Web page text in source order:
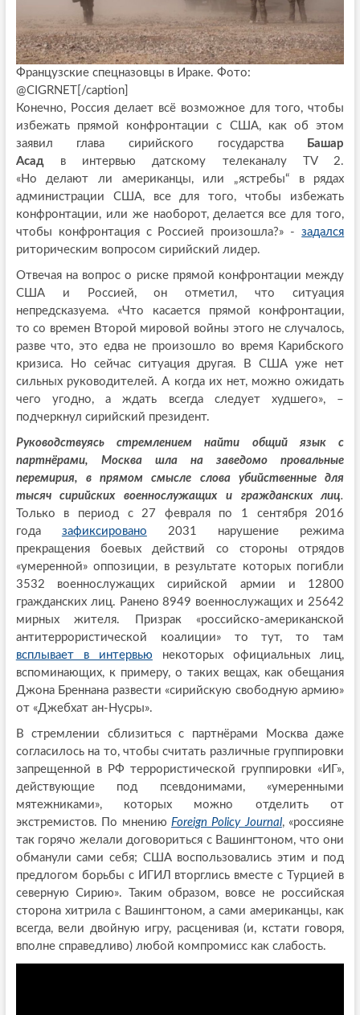
Французские спецназовцы в Ираке. Фото:
@CIGRNET[/caption]
Конечно, Россия делает всё возможное для того, чтобы
избежать прямой конфронтации с США, как об этом
заявил глава сирийского государства
Башар
Асад в интервью датскому телеканалу TV 2.
«Но делают ли американцы, или „ястребы“ в рядах
администрации США, все для того, чтобы избежать
конфронтации, или же наоборот, делается все для того,
чтобы конфронтация с Россией произошла?» -задался
риторическим вопросом сирийский лидер.
Отвечая на вопрос о риске прямой конфронтации между
США и Россией, он отметил, что ситуация
непредсказуема. «Что касается прямой конфронтации,
то со времен Второй мировой войны этого не случалось,
разве что, это едва не произошло во время Карибского
кризиса. Но сейчас ситуация другая. В США уже нет
сильных руководителей. А когда их нет, можно ожидать
чего угодно, а ждать всегда следует худшего», –
подчеркнул сирийский президент.
Руководствуясь стремлением найти общий язык с
партнёрами, Москва шла на заведомо провальные
перемирия, в прямом смысле слова убийственные для
тысяч сирийских военнослужащих и гражданских лиц.
Только в период с 27 февраля по 1 сентября 2016
года зафиксировано 2031 нарушение режима
прекращения боевых действий со стороны отрядов
«умеренной» оппозиции, в результате которых погибли
3532 военнослужащих сирийской армии и 12800
гражданских лиц. Ранено 8949 военнослужащих и 25642
мирных жителя. Призрак «российско-американской
антитеррористической коалиции» то тут, то там
всплывает в интервью некоторых официальных лиц,
вспоминающих, к примеру, о таких вещах, как обещания
Джона Бреннана развести «сирийскую свободную армию»
от «Джебхат ан-Нусры».
В стремлении сблизиться с партнёрами Москва даже
согласилось на то, чтобы считать различные группировки
запрещенной в РФ террористической группировки «ИГ»,
действующие под псевдонимами, «умеренными
мятежниками», которых можно отделить от
экстремистов. По мнению Foreign Policy Journal, «россияне
так горячо желали договориться с Вашингтоном, что они
обманули сами себя; США воспользовались этим и под
предлогом борьбы с ИГИЛ вторглись вместе с Турцией в
северную Сирию». Таким образом, вовсе не российская
сторона хитрила с Вашингтоном, а сами американцы, как
всегда, вели двойную игру, расценивая (и, кстати говоря,
вполне справедливо) любой компромисс как слабость.